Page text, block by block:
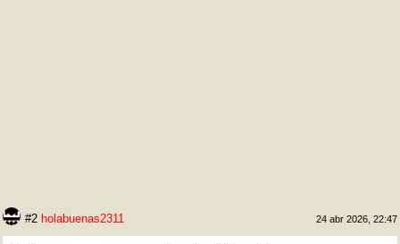
#2 holabuenas2311 24 abr 2026, 22:47